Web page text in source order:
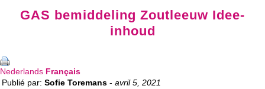
GAS bemiddeling Zoutleeuw Idee-
inhoud
Nederlands Français
Publié par: Sofie Toremans - avril 5, 2021